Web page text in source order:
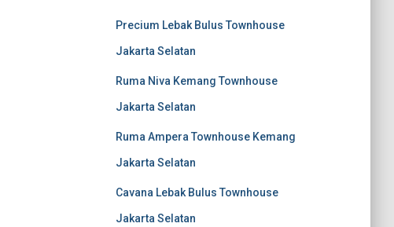
Precium Lebak Bulus Townhouse
Jakarta Selatan
Ruma Niva Kemang Townhouse
Jakarta Selatan
Ruma Ampera Townhouse Kemang
Jakarta Selatan
Cavana Lebak Bulus Townhouse
Jakarta Selatan